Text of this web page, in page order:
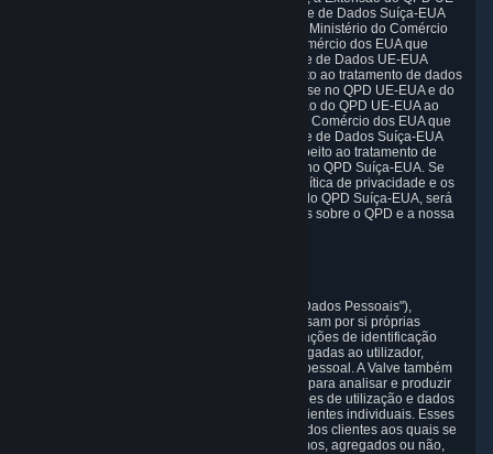
EUA ao Reino Unido e o Quadro de Privacidade de Dados Suíça-EUA
(QPD Suíça-EUA), conforme estabelecido pelo Ministério do Comércio
dos EUA. A Valve certificou ao Ministério do Comércio dos EUA que
cumpre os Princípios do Quadro de Privacidade de Dados UE-EUA
(Princípios do QPD UE-EUA) no que diz respeito ao tratamento de dados
pessoais recebidos da União Europeia com base no QPD UE-EUA e do
Reino Unido (e Gibraltar) com base na Extensão do QPD UE-EUA ao
Reino Unido. A Valve certificou ao Ministério do Comércio dos EUA que
cumpre os Princípios do Quadro de Privacidade de Dados Suíça-EUA
(Princípios do QPD Suíça-EUA) no que diz respeito ao tratamento de
dados pessoais recebidos da Suíça com base no QPD Suíça-EUA. Se
houver algum conflito entre os termos desta política de privacidade e os
Princípios do QPD UE-EUA e/ou os Princípios do QPD Suíça-EUA, será
dada primazia aos Princípios. Mais informações sobre o QPD e a nossa
Onde abaixo falamos sobre dados pessoais ("Dados Pessoais"),
referimo-nos a quaisquer informações que possam por si próprias
identificar o utilizador individualmente ("Informações de identificação
pessoal") ou que possam estar indiretamente ligadas ao utilizador,
associando-o às Informações de identificação pessoal. A Valve também
processa dados anónimos, agregados ou não, para analisar e produzir
estatísticas relacionadas com os hábitos, padrões de utilização e dados
demográficos do conjunto dos clientes ou de clientes individuais. Esses
dados anónimos não permitem a identificação dos clientes aos quais se
referem. A Valve poderá partilhar dados anónimos, agregados ou não,